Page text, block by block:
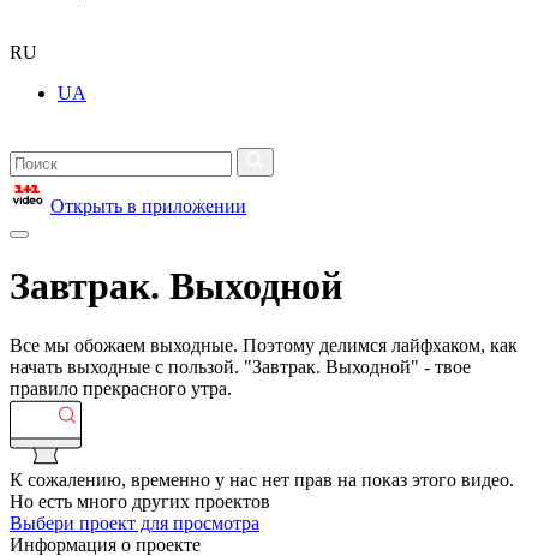
RU
UA
Открыть в приложении
Завтрак. Выходной
Все мы обожаем выходные. Поэтому делимся лайфхаком, как
начать выходные с пользой. "Завтрак. Выходной" - твое
правило прекрасного утра.
К сожалению, временно у нас нет прав на показ этого видео.
Но есть много других проектов
Выбери проект для просмотра
Информация о проекте